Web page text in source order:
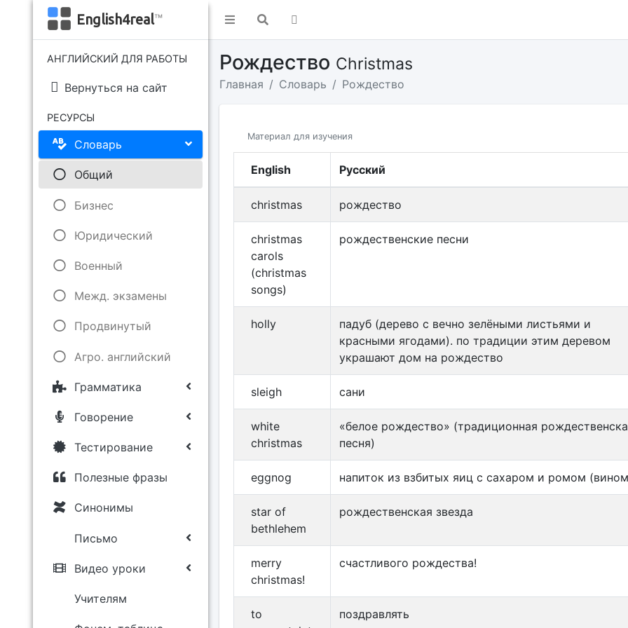
English4real™
АНГЛИЙСКИЙ ДЛЯ РАБОТЫ
Вернуться на сайт
РЕСУРСЫ
Словарь
Общий
Бизнес
Юридический
Военный
Межд. экзамены
Продвинутый
Агро. английский
Грамматика
Говорение
Тестирование
Полезные фразы
Синонимы
Письмо
Видео уроки
Учителям
Рождество Christmas
Главная Словарь Рождество
Материал для изучения
English Русский
christmas рождество
christmas
carols
(christmas
songs)
рождественские песни
holly
падуб (дерево с вечно зелёными листьями и
красными ягодами). по традиции этим деревом
украшают дом на рождество
sleigh сани
white
christmas
«белое рождество» (традиционная
песня)
eggnog напиток из взбитых яиц с сахаром и ромом
star of
bethlehem
рождественская звезда
merry
christmas!
счастливого рождества!
to
поздравлять